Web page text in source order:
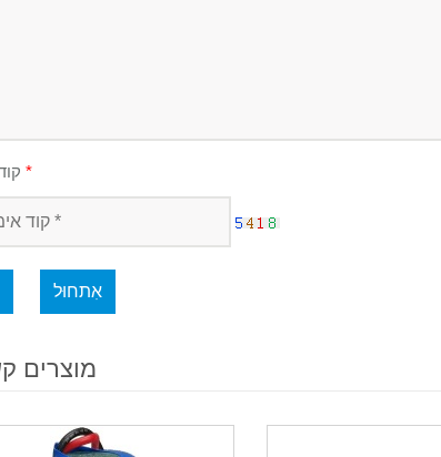
*
אִתחוּל
מוצרים